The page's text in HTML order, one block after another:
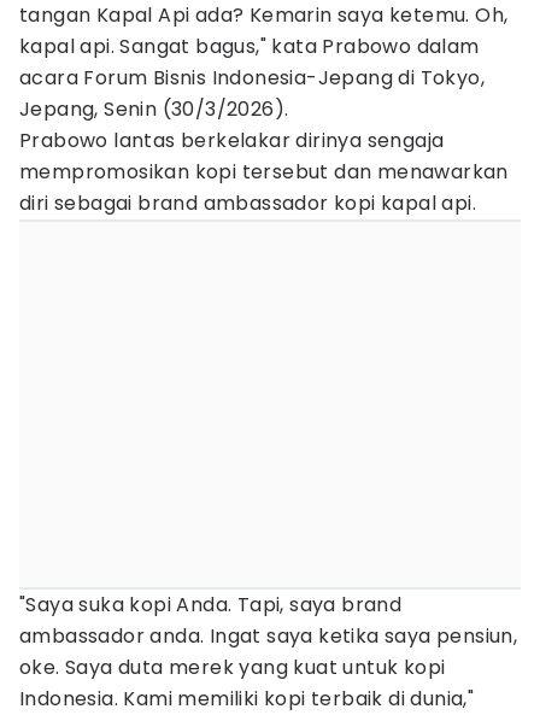
tangan Kapal Api ada? Kemarin saya ketemu. Oh,
kapal api. Sangat bagus," kata Prabowo dalam
acara Forum Bisnis Indonesia-Jepang di Tokyo,
Jepang, Senin (30/3/2026).
Prabowo lantas berkelakar dirinya sengaja
mempromosikan kopi tersebut dan menawarkan
diri sebagai brand ambassador kopi kapal api.
"Saya suka kopi Anda. Tapi, saya brand
ambassador anda. Ingat saya ketika saya pensiun,
oke. Saya duta merek yang kuat untuk kopi
Indonesia. Kami memiliki kopi terbaik di dunia,"